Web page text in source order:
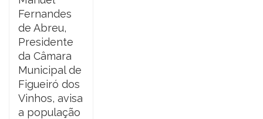
Fernandes
de Abreu,
Presidente
da Câmara
Municipal de
Figueiró dos
Vinhos, avisa
a população